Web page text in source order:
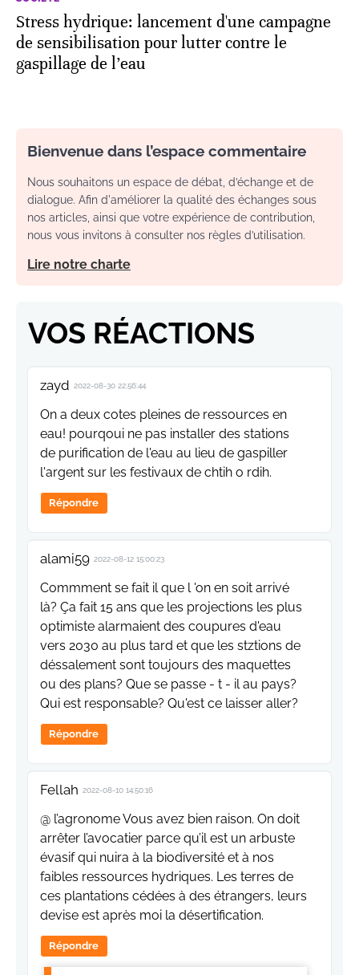
Stress hydrique: lancement d'une campagne
de sensibilisation pour lutter contre le
gaspillage de l’eau
Bienvenue dans l’espace commentaire
Nous souhaitons un espace de débat, d’échange et de
dialogue. Afin d'améliorer la qualité des échanges sous
nos articles, ainsi que votre expérience de contribution,
nous vous invitons à consulter nos règles d’utilisation.
Lire notre charte
VOS RÉACTIONS
zayd 2022-08-30 22:56:44
On a deux cotes pleines de ressources en
eau! pourqoui ne pas installer des stations
de purification de l'eau au lieu de gaspiller
l'argent sur les festivaux de chtih o rdih.
Répondre
alami59 2022-08-12 15:00:23
Commment se fait il que l 'on en soit arrivé
là? Ça fait 15 ans que les projections les plus
optimiste alarmaient des coupures d'eau
vers 2030 au plus tard et que les stztions de
déssalement sont toujours des maquettes
ou des plans? Que se passe - t - il au pays?
Qui est responsable? Qu'est ce laisser aller?
Répondre
Fellah 2022-08-10 14:50:16
@ l’agronome Vous avez bien raison. On doit
arrêter l’avocatier parce qu’il est un arbuste
évasif qui nuira à la biodiversité et à nos
faibles ressources hydriques. Les terres de
ces plantations cédées à des étrangers, leurs
devise est après moi la désertification.
Répondre